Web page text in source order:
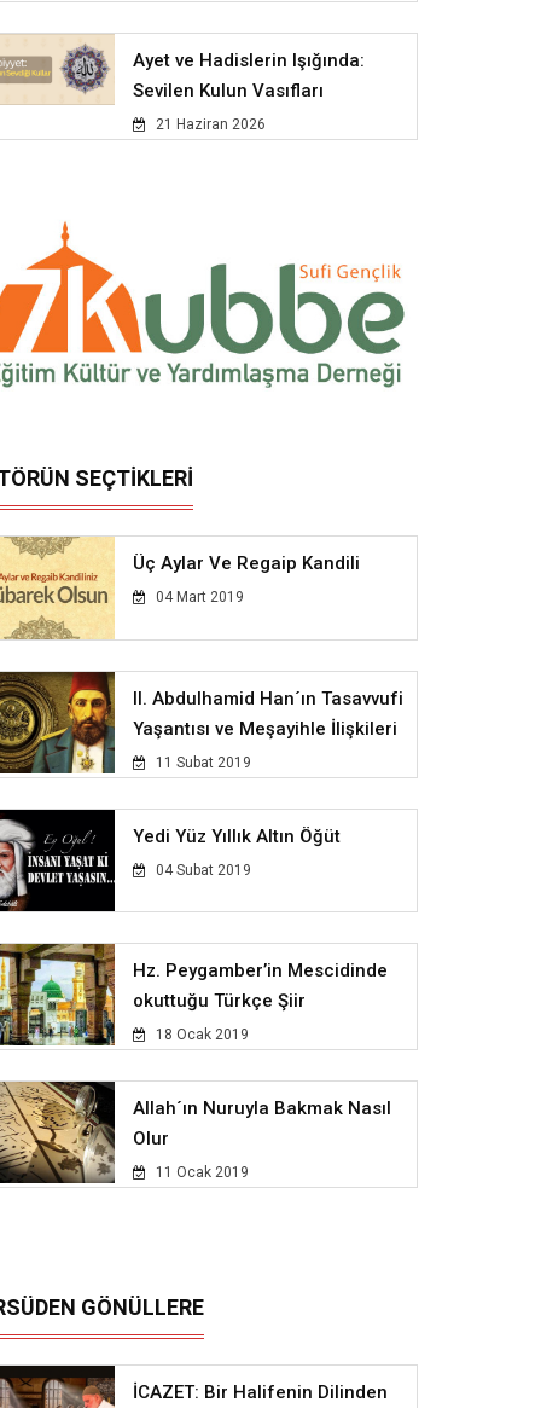
Ayet ve Hadislerin Işığında:
Sevilen Kulun Vasıfları
21 Haziran 2026
SEÇTİKLERİ
Üç Aylar Ve Regaip Kandili
04 Mart 2019
II. Abdulhamid Han´ın Tasavvufi
Yaşantısı ve Meşayihle İlişkileri
11 Subat 2019
Yedi Yüz Yıllık Altın Öğüt
04 Subat 2019
Hz. Peygamber’in Mescidinde
okuttuğu Türkçe Şiir
18 Ocak 2019
Allah´ın Nuruyla Bakmak Nasıl
Olur
11 Ocak 2019
GÖNÜLLERE
İCAZET: Bir Halifenin Dilinden